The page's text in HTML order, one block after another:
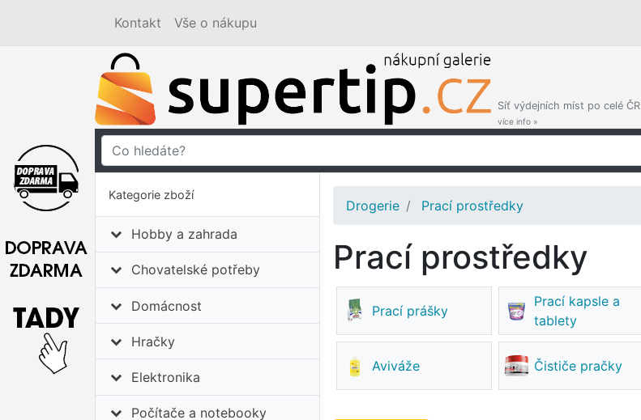
Kontakt Vše o nákupu
Síť výdejních míst po celé ČR
více info »
Kategorie zboží
Hobby a zahrada
Chovatelské potřeby
Domácnost
Hračky
Elektronika
Počítače a notebooky
Drogerie Prací prostředky
Prací prostředky
Prací prášky
Prací kapsle a
tablety
Aviváže Čističe pračky